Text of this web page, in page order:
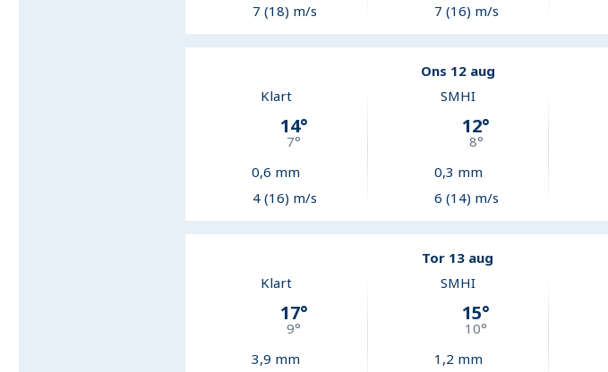
7 (18) m/s
7 (16) m/s
Ons 12 aug
Klart
14°
7°
0,6 mm
4 (16) m/s
SMHI
12°
8°
0,3 mm
6 (14) m/s
Tor 13 aug
Klart
17°
9°
3,9 mm
SMHI
15°
10°
1,2 mm